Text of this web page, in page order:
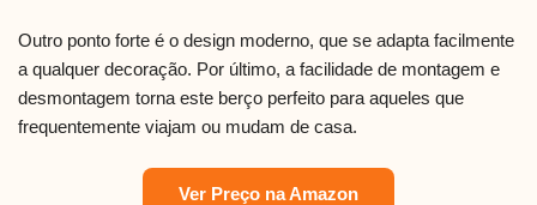
Outro ponto forte é o design moderno, que se adapta facilmente
a qualquer decoração. Por último, a facilidade de montagem e
desmontagem torna este berço perfeito para aqueles que
frequentemente viajam ou mudam de casa.
Ver Preço na Amazon